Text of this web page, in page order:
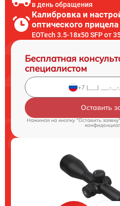
в день обращения
Калибровка и
оптического прицела
EOTech 3.5-18x50 SFP от
Бесплатная
специалистом
Оставить
Нажимая на кнопку "Оставить